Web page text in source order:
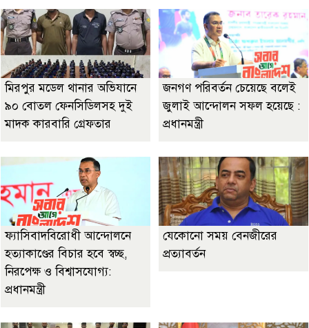
মিরপুর মডেল থানার অভিযানে
৯০ বোতল ফেনসিডিলসহ দুই
মাদক কারবারি গ্রেফতার
জনগণ পরিবর্তন চেয়েছে বলেই
জুলাই আন্দোলন সফল হয়েছে :
প্রধানমন্ত্রী
ফ্যাসিবাদবিরোধী আন্দোলনে
হত্যাকাণ্ডের বিচার হবে স্বচ্ছ,
নিরপেক্ষ ও বিশ্বাসযোগ্য:
প্রধানমন্ত্রী
যেকোনো সময় বেনজীরের
প্রত্যাবর্তন